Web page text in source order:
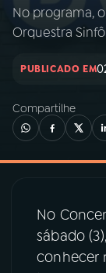
Início
INÍCIO
02A
03
04
No programa,
Orquestra
PUBLICADO EM
Compartilhe
No
sábado
conhecer